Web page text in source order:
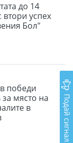
до 14
втори успех
Бол"
победи
място на
в
Подай сигнал